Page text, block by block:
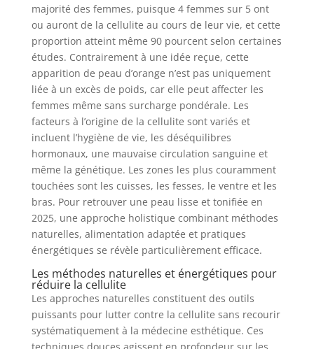
majorité des femmes, puisque 4 femmes sur 5 ont
ou auront de la cellulite au cours de leur vie, et cette
proportion atteint même 90 pourcent selon certaines
études. Contrairement à une idée reçue, cette
apparition de peau d’orange n’est pas uniquement
liée à un excès de poids, car elle peut affecter les
femmes même sans surcharge pondérale. Les
facteurs à l’origine de la cellulite sont variés et
incluent l’hygiène de vie, les déséquilibres
hormonaux, une mauvaise circulation sanguine et
même la génétique. Les zones les plus couramment
touchées sont les cuisses, les fesses, le ventre et les
bras. Pour retrouver une peau lisse et tonifiée en
2025, une approche holistique combinant méthodes
naturelles, alimentation adaptée et pratiques
énergétiques se révèle particulièrement efficace.
Les méthodes naturelles et énergétiques pour
réduire la cellulite
Les approches naturelles constituent des outils
puissants pour lutter contre la cellulite sans recourir
systématiquement à la médecine esthétique. Ces